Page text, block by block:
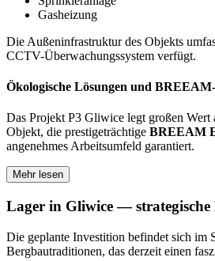
Gasheizung
Die Außeninfrastruktur des Objekts
CCTV-Überwachungssystem verfügt.
Ökologische Lösungen und
Das Projekt P3 Gliwice legt großen Wert
Objekt, die prestigeträchtige BREEAM
angenehmes Arbeitsumfeld garantiert.
Mehr lesen
Lager in Gliwice — strategische
Die geplante Investition befindet sich im
Bergbautraditionen, das derzeit einen